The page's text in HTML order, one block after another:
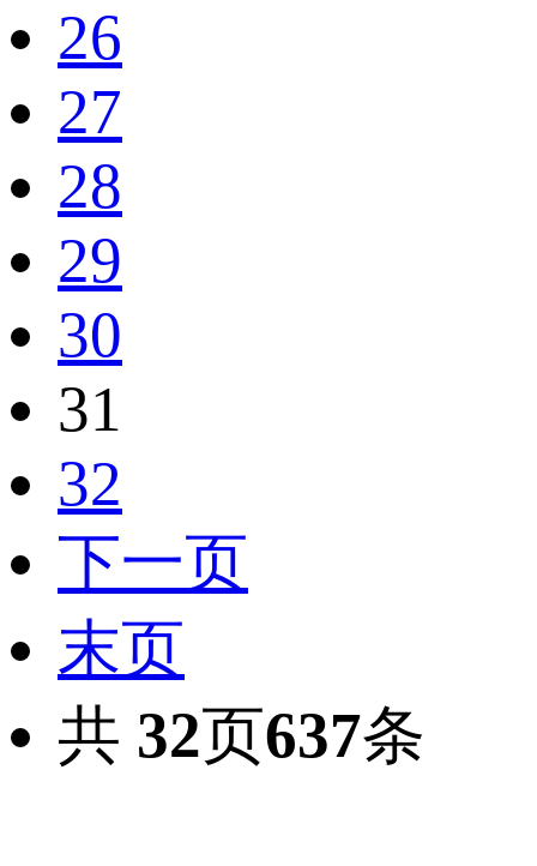
26
27
28
29
30
31
32
下一页
末页
共 32页637条